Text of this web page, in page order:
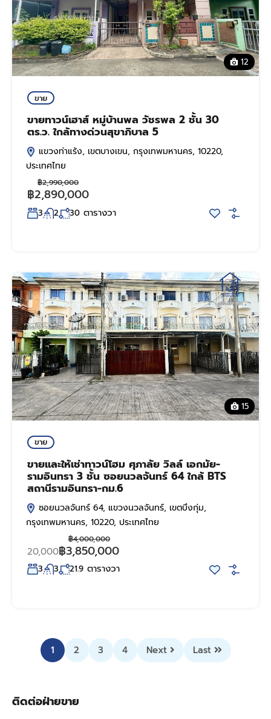
12
ขาย
ขายทาวน์เฮาส์ หมู่บ้านพล วัชรพล 2 ชั้น 30
ตร.ว. ใกล้ทางด่วนสุขาภิบาล 5
แขวงท่าแร้ง, เขตบางเขน, กรุงเทพมหานคร, 10220,
ประเทศไทย
฿2,890,000
฿2,990,000
3 2 30 ตารางวา
15
ขาย
ขายและให้เช่าทาวน์โฮม ศุภาลัย วิลล์ เอกมัย-
รามอินทรา 3 ชั้น ซอยนวลจันทร์ 64 ใกล้ BTS
สถานีรามอินทรา-กม.6
ซอยนวลจันทร์ 64, แขวงนวลจันทร์, เขตบึงกุ่ม,
กรุงเทพมหานคร, 10220, ประเทศไทย
20,000฿3,850,000
฿4,000,000
3 3 21.9 ตารางวา
1 2 3 4 Next Last
ติดต่อฝ่ายขาย